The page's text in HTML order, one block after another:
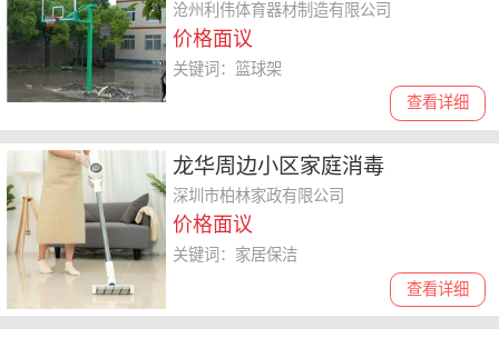
沧州利伟体育器材制造有限公司
价格面议
查看详细
关键词：篮球架
龙华周边小区家庭消毒
深圳市柏林家政有限公司
价格面议
查看详细
关键词：家居保洁